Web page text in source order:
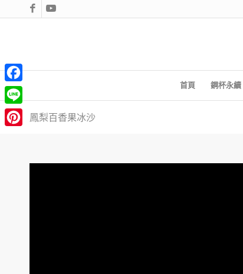
首頁 鋼杯永續
鳳梨百香果冰沙
Facebook
Line